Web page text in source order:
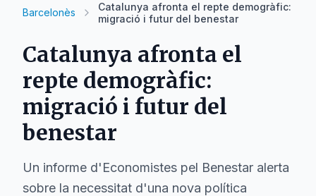
Barcelonès
Catalunya afronta el repte demogràfic:
migració i futur del benestar
Catalunya afronta el
repte demogràfic:
migració i futur del
benestar
Un informe d'Economistes pel Benestar alerta
sobre la necessitat d'una nova política